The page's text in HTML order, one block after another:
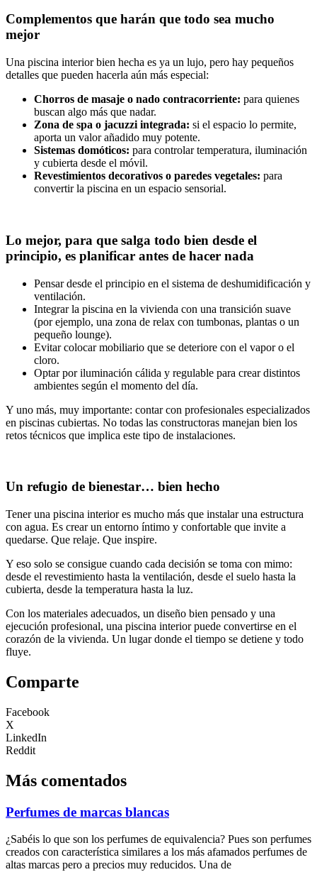
Complementos que harán que todo sea mucho
mejor
Una piscina interior bien hecha es ya un lujo, pero hay pequeños
detalles que pueden hacerla aún más especial:
Chorros de masaje o nado contracorriente: para quienes
buscan algo más que nadar.
Zona de spa o jacuzzi integrada: si el espacio lo permite,
aporta un valor añadido muy potente.
Sistemas domóticos: para controlar temperatura, iluminación
y cubierta desde el móvil.
Revestimientos decorativos o paredes vegetales: para
convertir la piscina en un espacio sensorial.
Lo mejor, para que salga todo bien desde el
principio, es planificar antes de hacer nada
Pensar desde el principio en el sistema de deshumidificación y
ventilación.
Integrar la piscina en la vivienda con una transición suave
(por ejemplo, una zona de relax con tumbonas, plantas o un
pequeño lounge).
Evitar colocar mobiliario que se deteriore con el vapor o el
cloro.
Optar por iluminación cálida y regulable para crear distintos
ambientes según el momento del día.
Y uno más, muy importante: contar con profesionales especializados
en piscinas cubiertas. No todas las constructoras manejan bien los
retos técnicos que implica este tipo de instalaciones.
Un refugio de bienestar… bien hecho
Tener una piscina interior es mucho más que instalar una estructura
con agua. Es crear un entorno íntimo y confortable que invite a
quedarse. Que relaje. Que inspire.
Y eso solo se consigue cuando cada decisión se toma con mimo:
desde el revestimiento hasta la ventilación, desde el suelo hasta la
cubierta, desde la temperatura hasta la luz.
Con los materiales adecuados, un diseño bien pensado y una
ejecución profesional, una piscina interior puede convertirse en el
corazón de la vivienda. Un lugar donde el tiempo se detiene y todo
fluye.
Comparte
Facebook
X
LinkedIn
Reddit
Más comentados
Perfumes de marcas blancas
¿Sabéis lo que son los perfumes de equivalencia? Pues son perfumes
creados con característica similares a los más afamados perfumes de
altas marcas pero a precios muy reducidos. Una de